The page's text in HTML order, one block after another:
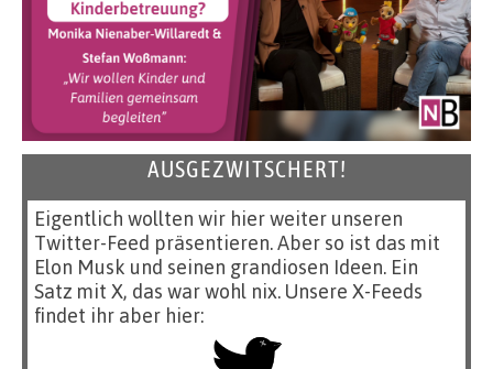
AUSGEZWITSCHERT!
Eigentlich wollten wir hier weiter unseren
Twitter-Feed präsentieren. Aber so ist das mit
Elon Musk und seinen grandiosen Ideen. Ein
Satz mit X, das war wohl nix. Unsere X-Feeds
findet ihr aber hier: